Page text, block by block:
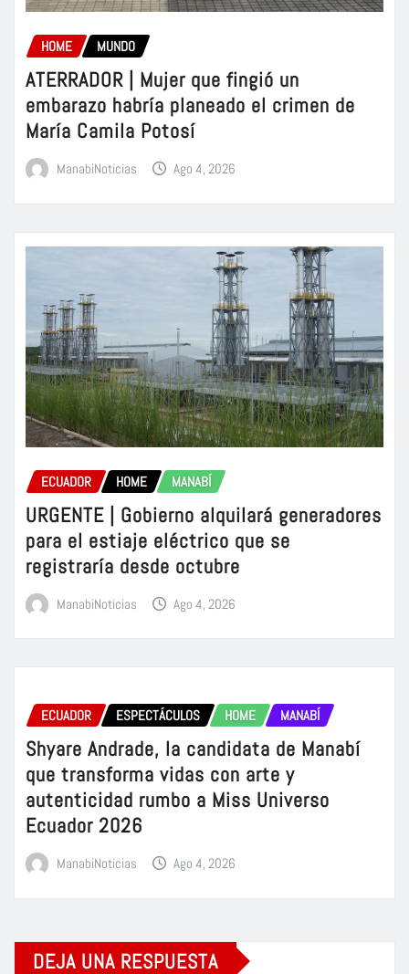
HOME MUNDO
ATERRADOR | Mujer que fingió un
embarazo habría planeado el crimen de
María Camila Potosí
ManabiNoticias Ago 4, 2026
ECUADOR HOME MANABÍ
URGENTE | Gobierno alquilará generadores
para el estiaje eléctrico que se
registraría desde octubre
ManabiNoticias Ago 4, 2026
ECUADOR ESPECTÁCULOS HOME MANABÍ
Shyare Andrade, la candidata de Manabí
que transforma vidas con arte y
autenticidad rumbo a Miss Universo
Ecuador 2026
ManabiNoticias Ago 4, 2026
DEJA UNA RESPUESTA